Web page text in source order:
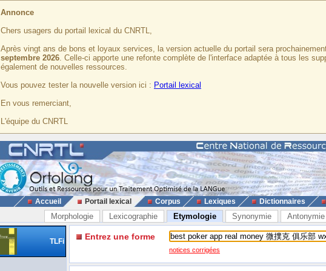
Annonce
Chers usagers du portail lexical du CNRTL,
Après vingt ans de bons et loyaux services, la version actuelle du portail sera
septembre 2026. Celle-ci apporte une refonte complète de l'interface adaptée à tous les
également de nouvelles ressources.
Vous pouvez tester la nouvelle version ici : Portail lexical
En vous remerciant,
L'équipe du CNRTL
Accueil Portail lexical Corpus Lexiques Dictionnaires
Morphologie Lexicographie Etymologie Synonymie Antonymie
TLFi Entrez une forme
notices corrigées